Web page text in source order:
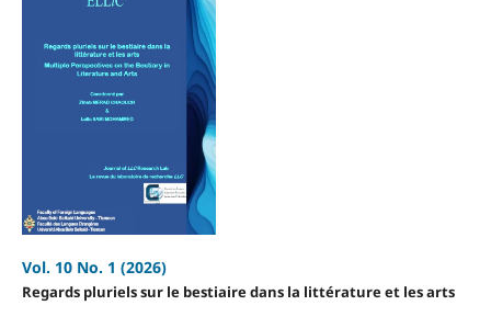
Vol. 10 No. 1 (2026)
Regards pluriels sur le bestiaire dans la littérature et les arts